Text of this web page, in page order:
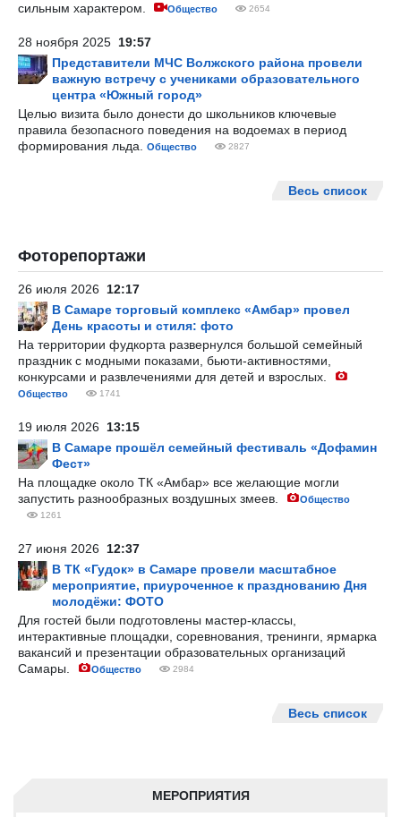
МЕРОПРИЯТИЯ
сильным характером.
Общество 2654
28 ноября 2025 19:57
Представители МЧС Волжского района провели
важную встречу с учениками образовательного
центра «Южный город»
Целью визита было донести до школьников ключевые
правила безопасного поведения на водоемах в период
формирования льда.
Общество 2827
Весь список
Фоторепортажи
26 июля 2026 12:17
В Самаре торговый комплекс «Амбар» провел
День красоты и стиля: фото
На территории фудкорта развернулся большой семейный
праздник с модными показами, бьюти-активностями,
конкурсами и развлечениями для детей и взрослых.
Общество 1741
19 июля 2026 13:15
В Самаре прошёл семейный фестиваль «Дофамин
Фест»
На площадке около ТК «Амбар» все желающие могли
запустить разнообразных воздушных змеев.
Общество
1261
27 июня 2026 12:37
В ТК «Гудок» в Самаре провели масштабное
мероприятие, приуроченное к празднованию Дня
молодёжи: ФОТО
Для гостей были подготовлены мастер-классы,
интерактивные площадки, соревнования, тренинги, ярмарка
вакансий и презентации образовательных организаций
Самары.
Общество 2984
Весь список